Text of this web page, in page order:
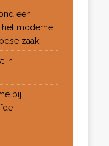
een
het moderne
zaak
in
bij